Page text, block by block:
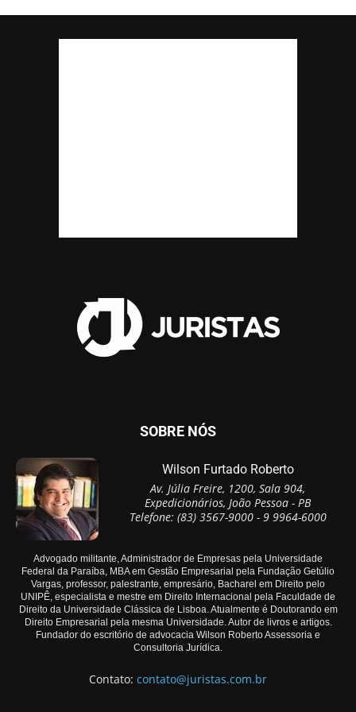
SOBRE NÓS
Wilson Furtado Roberto
Av. Júlia Freire, 1200, Sala 904,
Expedicionários, João Pessoa - PB
Telefone: (83) 3567-9000 - 9 9964-6000
Advogado militante, Administrador de Empresas pela Universidade
Federal da Paraíba, MBA em Gestão Empresarial pela Fundação Getúlio
Vargas, professor, palestrante, empresário, Bacharel em Direito pelo
UNIPÊ, especialista e mestre em Direito Internacional pela Faculdade de
Direito da Universidade Clássica de Lisboa. Atualmente é Doutorando em
Direito Empresarial pela mesma Universidade. Autor de livros e artigos.
Fundador do escritório de advocacia Wilson Roberto Assessoria e
Consultoria Jurídica.
Contato: contato@juristas.com.br